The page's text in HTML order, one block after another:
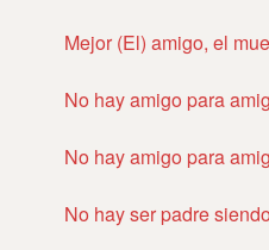
Mejor (El) amigo, el
No hay amigo para
No hay amigo para
No hay ser padre